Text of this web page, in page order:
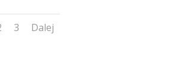
3 Dalej